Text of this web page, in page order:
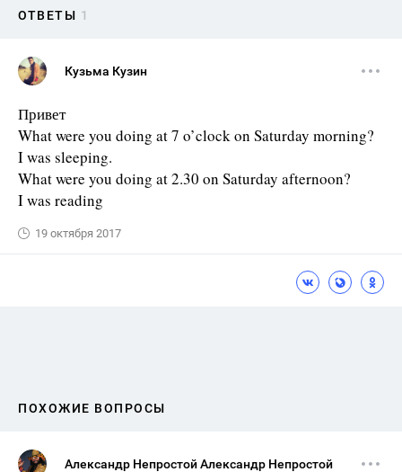
ОТВЕТЫ 1
Кузьма Кузин
Привет
What were you doing at 7 o’clock on Saturday morning?
I was sleeping.
What were you doing at 2.30 on Saturday afternoon?
I was reading
19 октября 2017
ПОХОЖИЕ ВОПРОСЫ
Александр Непростой Александр Непростой